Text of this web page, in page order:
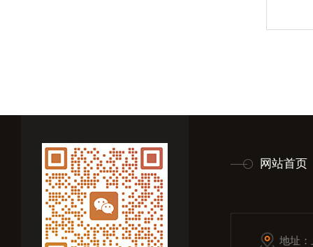
网站首页
地址